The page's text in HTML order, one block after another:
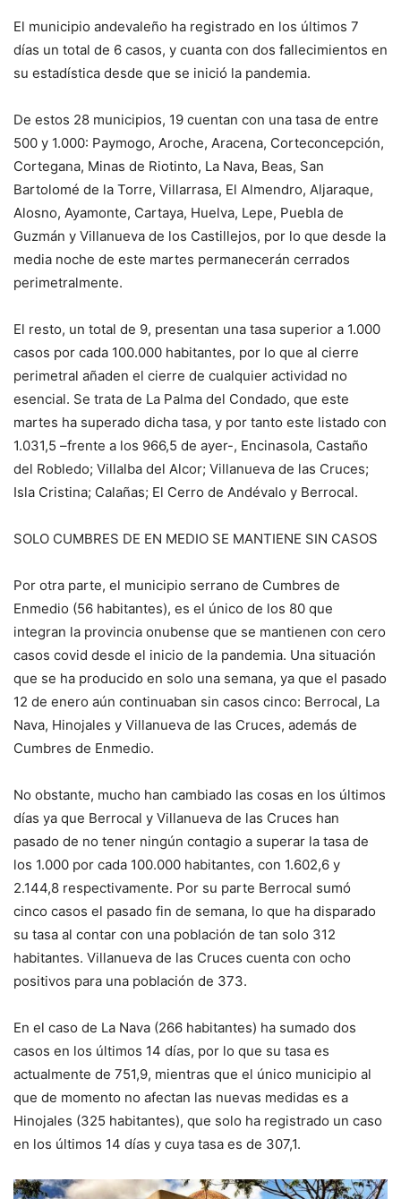
El municipio andevaleño ha registrado en los últimos 7
días un total de 6 casos, y cuanta con dos fallecimientos en
su estadística desde que se inició la pandemia.
De estos 28 municipios, 19 cuentan con una tasa de entre
500 y 1.000: Paymogo, Aroche, Aracena, Corteconcepción,
Cortegana, Minas de Riotinto, La Nava, Beas, San
Bartolomé de la Torre, Villarrasa, El Almendro, Aljaraque,
Alosno, Ayamonte, Cartaya, Huelva, Lepe, Puebla de
Guzmán y Villanueva de los Castillejos, por lo que desde la
media noche de este martes permanecerán cerrados
perimetralmente.
El resto, un total de 9, presentan una tasa superior a 1.000
casos por cada 100.000 habitantes, por lo que al cierre
perimetral añaden el cierre de cualquier actividad no
esencial. Se trata de La Palma del Condado, que este
martes ha superado dicha tasa, y por tanto este listado con
1.031,5 –frente a los 966,5 de ayer-, Encinasola, Castaño
del Robledo; Villalba del Alcor; Villanueva de las Cruces;
Isla Cristina; Calañas; El Cerro de Andévalo y Berrocal.
SOLO CUMBRES DE EN MEDIO SE MANTIENE SIN CASOS
Por otra parte, el municipio serrano de Cumbres de
Enmedio (56 habitantes), es el único de los 80 que
integran la provincia onubense que se mantienen con cero
casos covid desde el inicio de la pandemia. Una situación
que se ha producido en solo una semana, ya que el pasado
12 de enero aún continuaban sin casos cinco: Berrocal, La
Nava, Hinojales y Villanueva de las Cruces, además de
Cumbres de Enmedio.
No obstante, mucho han cambiado las cosas en los últimos
días ya que Berrocal y Villanueva de las Cruces han
pasado de no tener ningún contagio a superar la tasa de
los 1.000 por cada 100.000 habitantes, con 1.602,6 y
2.144,8 respectivamente. Por su parte Berrocal sumó
cinco casos el pasado fin de semana, lo que ha disparado
su tasa al contar con una población de tan solo 312
habitantes. Villanueva de las Cruces cuenta con ocho
positivos para una población de 373.
En el caso de La Nava (266 habitantes) ha sumado dos
casos en los últimos 14 días, por lo que su tasa es
actualmente de 751,9, mientras que el único municipio al
que de momento no afectan las nuevas medidas es a
Hinojales (325 habitantes), que solo ha registrado un caso
en los últimos 14 días y cuya tasa es de 307,1.